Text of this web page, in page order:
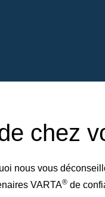
chez
nous vous
VARTA® de